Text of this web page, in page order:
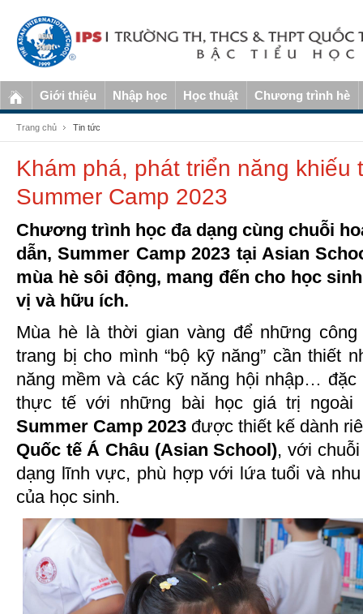
Giới thiệu Nhập học Học thuật Chương trình hè
Trang chủ Tin tức
Khám phá, phát triển năng khiếu
Summer Camp 2023
Chương trình học đa dạng cùng chuỗi
dẫn, Summer Camp 2023 tại Asian
mùa hè sôi động, mang đến cho học
vị và hữu ích.
Mùa hè là thời gian vàng để những
trang bị cho mình “bộ kỹ năng” cần thiết
năng mềm và các kỹ năng hội nhập… đặc
thực tế với những bài học giá trị ngoài
Summer Camp 2023 được thiết kế dành
Quốc tế Á Châu (Asian School), với
dạng lĩnh vực, phù hợp với lứa tuổi và
của học sinh.